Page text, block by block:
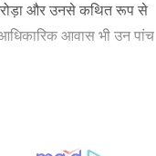
अरोड़ा और उनसे कथित रूप से
आवास भी उन पांच
उन्होंने कहा कि अरोड़ा के
है। पर अत्याचार कर रहे हैं।